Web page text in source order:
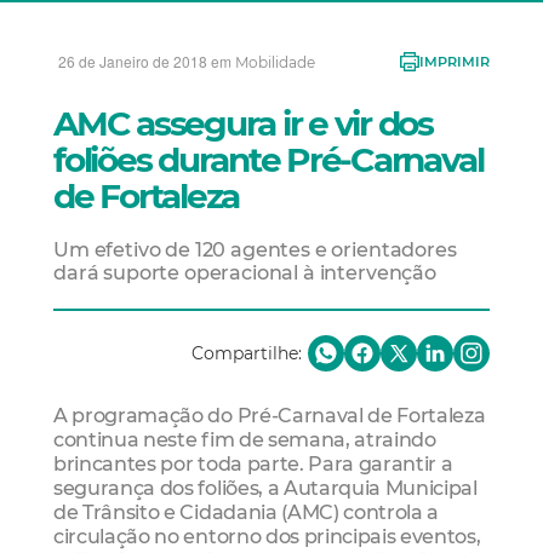
26 de Janeiro de 2018 em Mobilidade IMPRIMIR
AMC assegura ir e vir dos
foliões durante Pré-Carnaval
de Fortaleza
Um efetivo de 120 agentes e orientadores
dará suporte operacional à intervenção
Compartilhe:
A programação do Pré-Carnaval de Fortaleza
continua neste fim de semana, atraindo
brincantes por toda parte. Para garantir a
segurança dos foliões, a Autarquia Municipal
de Trânsito e Cidadania (AMC) controla a
circulação no entorno dos principais eventos,